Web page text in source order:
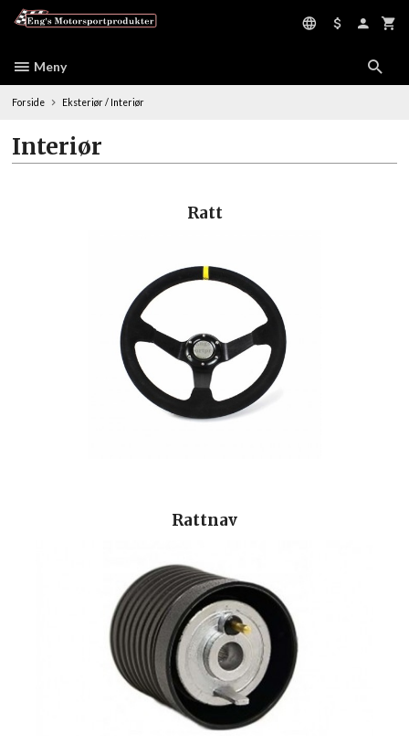
Meny
Forside Eksteriør / Interiør
Interiør
Ratt
Rattnav